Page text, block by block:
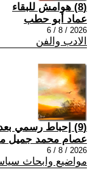
(8) هوامش للبقاء
عماد أبو حطب
2026 / 8 / 6
الادب والفن
(9) إحباط رسمي بعد الاختراقات العدوانية بلا تبرير
عصام محمد جميل
2026 / 8 / 6
مواضيع وابحاث